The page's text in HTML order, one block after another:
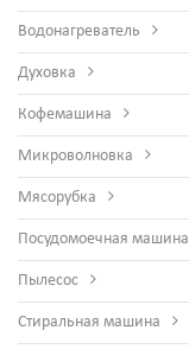
Водонагреватель
Духовка
Кофемашина
Микроволновка
Мясорубка
Посудомоечная машина
Пылесос
Стиральная машина